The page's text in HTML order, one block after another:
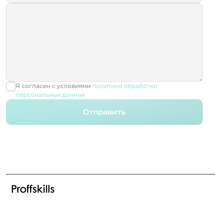
Я согласен с условиями политики обработки
персональных данных
Отправить